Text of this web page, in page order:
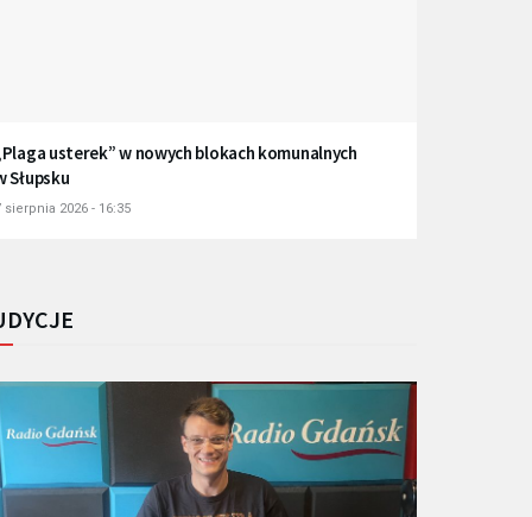
usterek” w nowych blokach komunalnych
Słupsku
sierpnia 2026 - 16:35